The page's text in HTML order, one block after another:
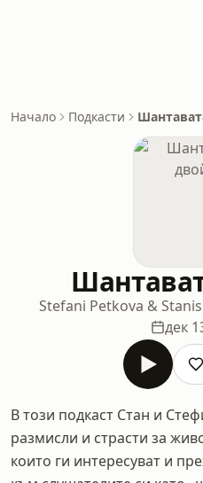
Начало Подкасти
Stefani Petkova &
дек
В този подкаст Стан и
размисли и страсти за
които ги интересуват и